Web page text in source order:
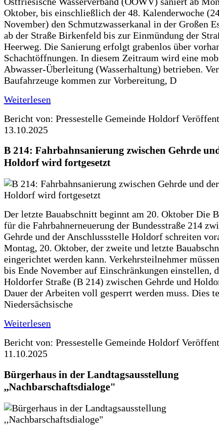
Oktober, bis einschließlich der 48. Kalenderwoche
November) den Schmutzwasserkanal in der Großen
ab der Straße Birkenfeld bis zur Einmündung der
Heerweg. Die Sanierung erfolgt grabenlos über
Schachtöffnungen. In diesem Zeitraum wird eine
Abwasser-Überleitung (Wasserhaltung) betrieben.
Baufahrzeuge kommen zur Vorbereitung, D
Weiterlesen
Bericht von: Pressestelle Gemeinde Holdorf
13.10.2025
B 214: Fahrbahnsanierung zwischen Gehrde
Holdorf wird fortgesetzt
Der letzte Bauabschnitt beginnt am 20. Oktober Die
für die Fahrbahnerneuerung der Bundesstraße 214
Gehrde und der Anschlussstelle Holdorf schreiten
Montag, 20. Oktober, der zweite und letzte
eingerichtet werden kann. Verkehrsteilnehmer
bis Ende November auf Einschränkungen einstellen,
Holdorfer Straße (B 214) zwischen Gehrde und
Dauer der Arbeiten voll gesperrt werden muss. Dies
Niedersächsische
Weiterlesen
Bericht von: Pressestelle Gemeinde Holdorf
11.10.2025
Bürgerhaus in der Landtagsausstellung
,,Nachbarschaftsdialoge"